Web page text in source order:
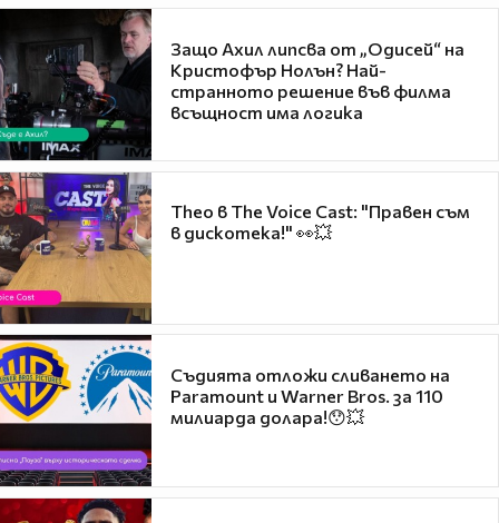
Защо Ахил липсва от „Одисей“ на
Кристофър Нолън? Най-
странното решение във филма
всъщност има логика
Theo в The Voice Cast: "Правен съм
в дискотека!" 👀💥
Съдията отложи сливането на
Paramount и Warner Bros. за 110
милиарда долара!😯💥